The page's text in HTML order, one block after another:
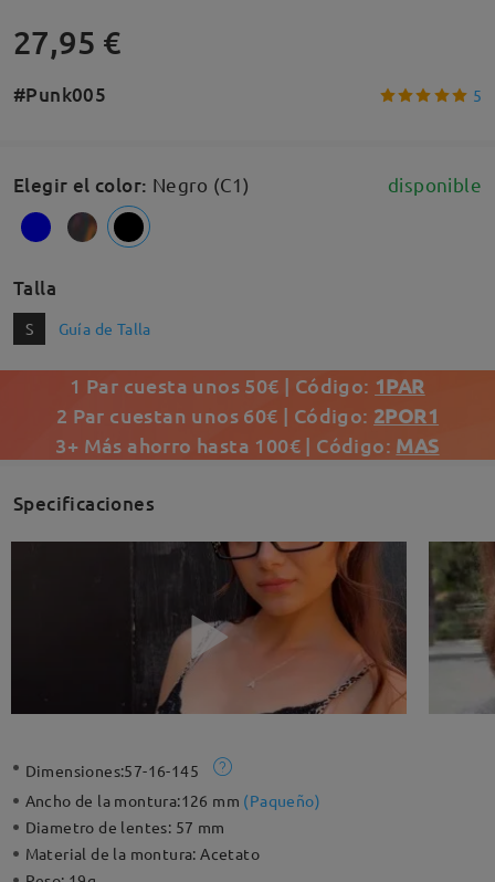
27,95 €
#Punk005 5
Elegir el color: Negro (C1) disponible
Talla
S Guía de Talla
1 Par cuesta unos 50€ | Código: 1PAR
2 Par cuestan unos 60€ | Código: 2POR1
3+ Más ahorro hasta 100€ | Código: MAS
Specificaciones
Dimensiones:57-16-145
Ancho de la montura:126 mm (Paqueño)
Diametro de lentes: 57 mm
Material de la montura:Acetato